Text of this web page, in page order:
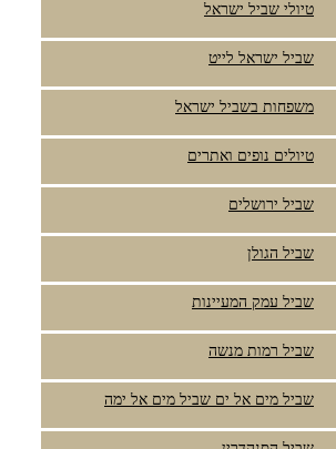
טיולי שביל ישראל
שביל ישראל לייט
משפחות בשביל ישראל
טיולים נופים ואתרים
שביל ירושלים
שביל הגולן
שביל עמק המעיינות
שביל רמות מנשה
שביל מים אל ים שביל מים אל ימה